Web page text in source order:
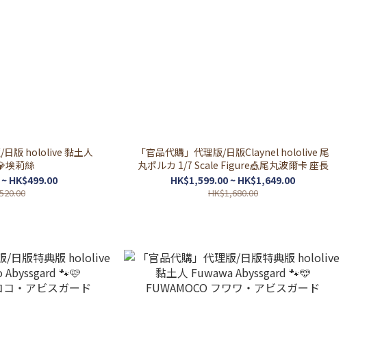
/日版 hololive 黏土人
埃莉絲
HK$499.00
「官品代購」代理版/日版Claynel hololive 尾
丸ポルカ 1/7 Scale Figure🎪尾丸波爾卡 座長
HK$1,599.00 ~ HK$1,649.00
HK$1,680.00